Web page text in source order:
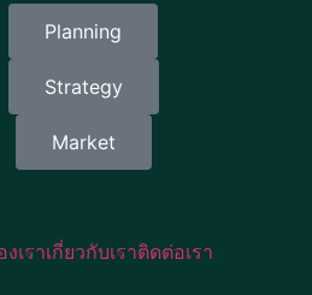
Planning
Strategy
Market
เราเกี่ยวกับเราติดต่อเรา